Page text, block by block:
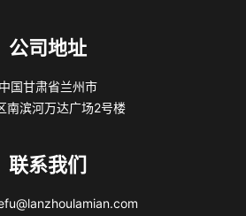
公司地址
中国甘肃省兰州市
南滨河万达广场2号楼
联系我们